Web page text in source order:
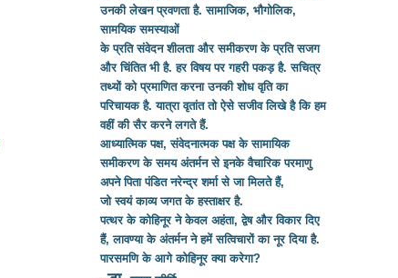
उनकी लेखन प्रवणता है. सामाजिक, भौगोलिक,
सामयिक समस्याओं
के प्रति संवेदन शीलता और समीकरण के प्रति सजग
और चिंतित भी है. हर विषय पर गहरी पकड़ है. सचित्र
तथ्यों को प्रमाणित करना उनकी शोध वृति का
परिचायक है. यात्रा वृतांत तो ऐसे सजीव लिखे है कि हम
वहीं की सैर करने लगते हैं.
आध्यात्मिक पक्ष, संवेदनात्मक पक्ष के सामायिक
समीकरण के समय अंतर्मन से इनके वैचारिक परमाणु
अपने पिता पंडित नरेन्द्र शर्मा सेजा मिलते हैं,
जो स्वयं काव्य जगत के हस्ताक्षर है.
पत्थर के कोहिनूर ने केवल अहंता, द्वेष और विकार दिए
हैं, लावण्या के अंतर्मन ने हमें सत्विचारों का नूर दिया है.
पारसमणि के आगे कोहिनूर क्या करेगा?